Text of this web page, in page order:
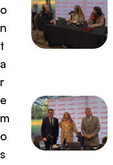
o
n
t
a
r
e
m
o
s